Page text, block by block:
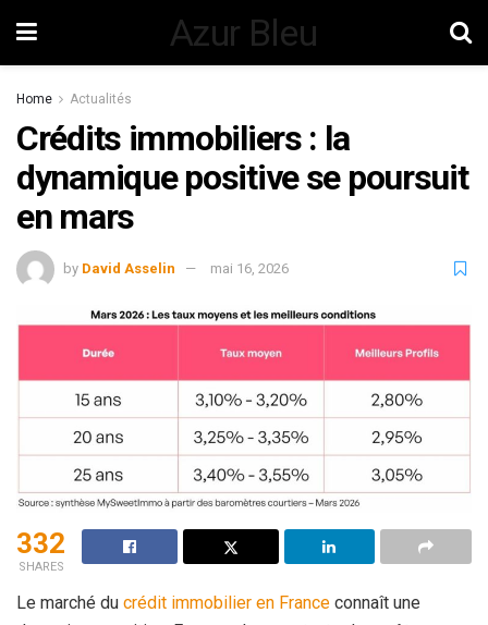
Azur Bleu
Home Actualités
Crédits immobiliers : la
dynamique positive se poursuit
en mars
by David Asselin mai 16, 2026
332
SHARES
Le marché du crédit immobilier en France connaît une